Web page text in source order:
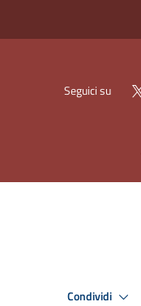
Seguici su
Condividi